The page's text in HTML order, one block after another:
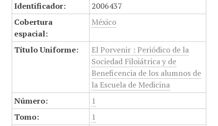
Identificador:
2006437
Cobertura
espacial:
México
Título Uniforme:
El Porvenir : Periódico de la
Sociedad Filoiátrica y de
Beneficencia de los alumnos de
la Escuela de Medicina
Número:
1
Tomo:
1